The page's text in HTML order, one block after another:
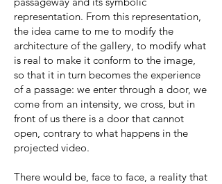
representation. From this representation,
the idea came to me to modify the
architecture of the gallery, to modify what
is real to make it conform to the image,
so that it in turn becomes the experience
of a passage: we enter through a door, we
come from an intensity, we cross, but in
front of us there is a door that cannot
open, contrary to what happens in the
projected video.
There would be, face to face, a reality that